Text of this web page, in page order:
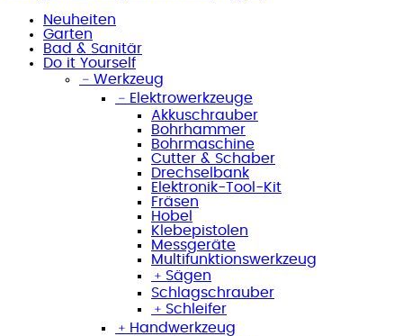
Neuheiten
Garten
Bad & Sanitär
Do it Yourself
﹣ Werkzeug
﹣ Elektrowerkzeuge
Akkuschrauber
Bohrhammer
Bohrmaschine
Cutter & Schaber
Drechselbank
Elektronik-Tool-Kit
Fräsen
Hobel
Klebepistolen
Messgeräte
Multifunktionswerkzeug
﹢ Sägen
Schlagschrauber
﹢ Schleifer
﹢ Handwerkzeug